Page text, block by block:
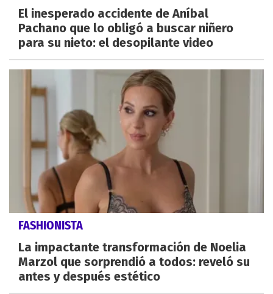
El inesperado accidente de Aníbal
Pachano que lo obligó a buscar niñero
para su nieto: el desopilante video
FASHIONISTA
La impactante transformación de Noelia
Marzol que sorprendió a todos: reveló su
antes y después estético